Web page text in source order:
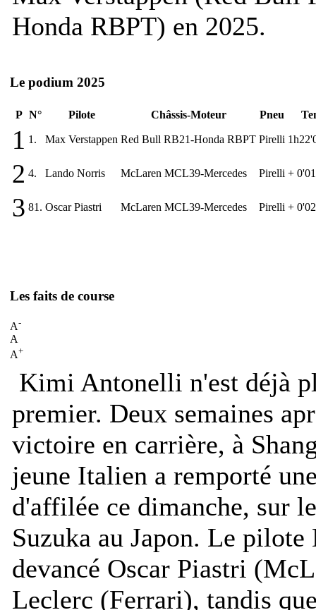
Honda RBPT) en 2025.
Le podium 2025
P N° Pilote Châssis-Moteur Pneu
1 1. Max Verstappen Red Bull RB21-Honda RBPT Pirelli
2 4. Lando Norris McLaren MCL39-Mercedes Pirelli +
3 81. Oscar Piastri McLaren MCL39-Mercedes Pirelli +
Les faits de course
A-
A
A+
Kimi Antonelli n'est déjà
premier. Deux semaines
victoire en carrière, à
jeune Italien a remporté
d'affilée ce dimanche, sur
Suzuka au Japon. Le pilote
devancé Oscar Piastri
Leclerc (Ferrari), tandis